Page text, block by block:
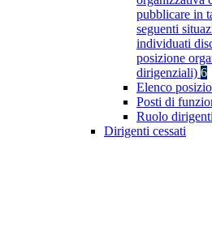
pubblicare in
seguenti
individuati
posizione
dirigenziali) 6
Elenco
Posti di
Ruolo dirigenti
Dirigenti cessati